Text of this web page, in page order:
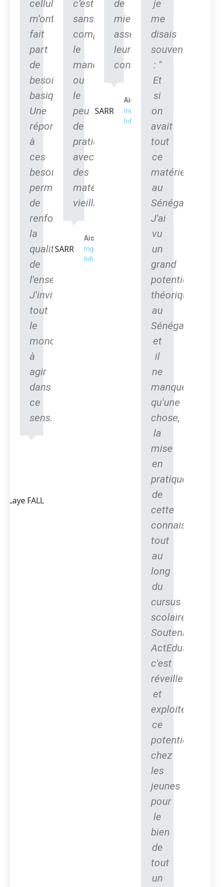
cellules
m'ont
fait
part
de
besoins
basiques.
Une
réponse
à
ces
besoins
permettra
de
renforcer
la
qualité
de
l'enseignement.
J'invite
tout
le
monde
à
agir
dans
ce
sens.
c’est
sans
compter
le
manque
ou
le
peu
de
pratique
avec
des
matériels
vieillissants.
Aicha SARR
Ingénieur en
Informatique
de
mieux
asseoir
leurs
connaissances.
Aicha SARR
Ingénieur en
Informatique
je
me
disais
souvent
: "
Et
si
on
avait
tout
ce
matériel
au
Sénégal".
J'ai
vu
un
grand
potentiel
théorique
au
Sénégal
et
il
ne
manque
qu'une
chose,
la
mise
en
pratique
de
cette
connaissance
tout
au
long
du
cursus
scolaire.
Soutenir
ActEduS,
c'est
réveiller
et
exploiter
ce
potentiel
chez
les
jeunes
pour
le
bien
de
tout
un